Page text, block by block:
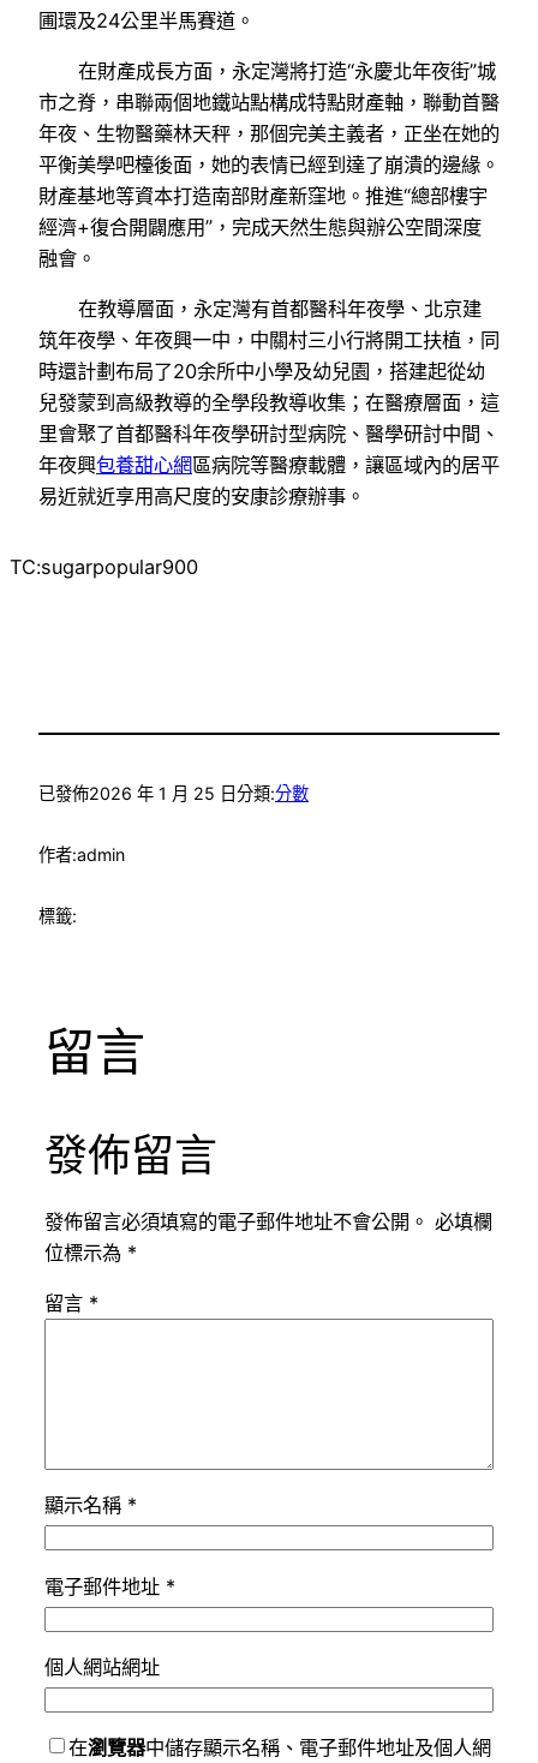
圃環及24公里半馬賽道。
在財產成長方面，永定灣將打造“永慶北年夜街”城
市之脊，串聯兩個地鐵站點構成特點財產軸，聯動首醫
年夜、生物醫藥林天秤，那個完美主義者，正坐在她的
平衡美學吧檯後面，她的表情已經到達了崩潰的邊緣。
財產基地等資本打造南部財產新窪地。推進“總部樓宇
經濟+復合開闢應用”，完成天然生態與辦公空間深度
融會。
在教導層面，永定灣有首都醫科年夜學、北京建
筑年夜學、年夜興一中，中關村三小行將開工扶植，同
時還計劃布局了20余所中小學及幼兒園，搭建起從幼
兒發蒙到高級教導的全學段教導收集；在醫療層面，這
里會聚了首都醫科年夜學研討型病院、醫學研討中間、
年夜興包養甜心網區病院等醫療載體，讓區域內的居平
易近就近享用高尺度的安康診療辦事。
TC:sugarpopular900
已發佈2026 年 1 月 25 日分類:分數
作者:admin
標籤:
留言
發佈留言
發佈留言必須填寫的電子郵件地址不會公開。 必填欄
位標示為 *
留言 *
顯示名稱 *
電子郵件地址 *
個人網站網址
在瀏覽器中儲存顯示名稱、電子郵件地址及個人網